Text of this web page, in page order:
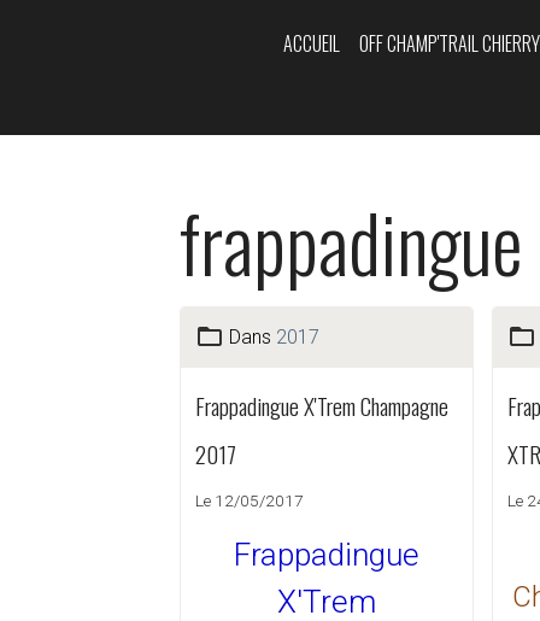
ACCUEIL OFF CHAMP'TRAIL CHIERRY
frappadingue
Dans 2017
Frappadingue X'Trem Champagne
2017
Le 12/05/2017
Frappadingue
X'Trem
Le